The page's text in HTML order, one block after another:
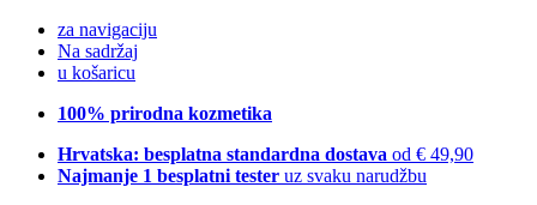
za navigaciju
Na sadržaj
u košaricu
100% prirodna kozmetika
Hrvatska: besplatna standardna dostava od € 49,90
Najmanje 1 besplatni tester uz svaku narudžbu